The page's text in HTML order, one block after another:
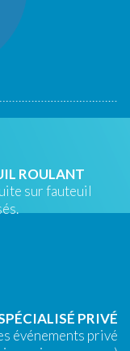
ROULANT
sur fauteuil
PRIVÉ
événements privé